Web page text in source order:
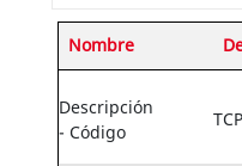
Nombre
Descripción
- Código